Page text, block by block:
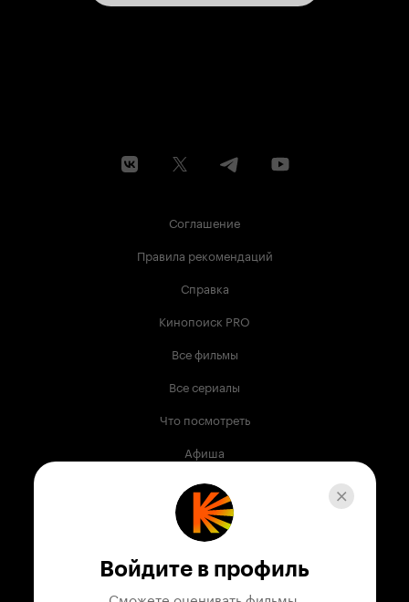
Соглашение
Правила рекомендаций
Справка
Кинопоиск PRO
Все фильмы
Все сериалы
Что посмотреть
Афиша
Музыка
Телепрограмма
Служба поддержки
Войдите в профиль